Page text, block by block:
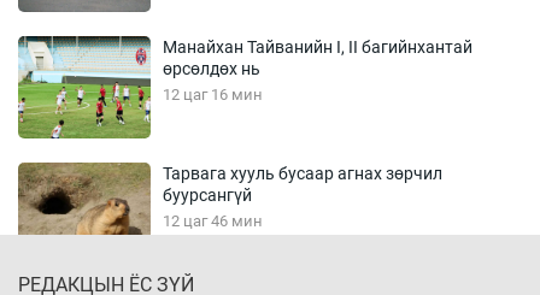
Манайхан Тайванийн I, II багийнхантай
өрсөлдөх нь
12 цаг 16 мин
Тарвага хууль бусаар агнах зөрчил
буурсангүй
12 цаг 46 мин
РЕДАКЦЫН ЁС ЗҮЙ